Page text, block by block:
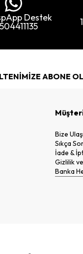
Destek
ABONE
Bize
Sıkça
İade &
Gizlilik
Banka